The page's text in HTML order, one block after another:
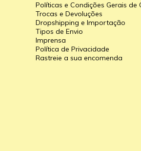
Políticas e Condições Gerais de
Trocas e Devoluções
Dropshipping e Importação
Tipos de Envio
Imprensa
Política de Privacidade
Rastreie a sua encomenda